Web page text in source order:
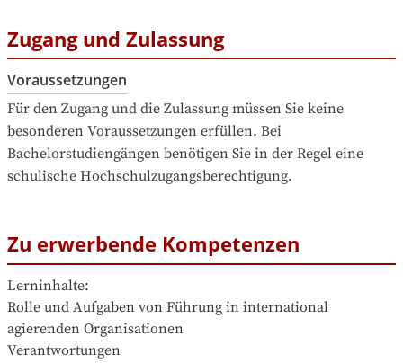
Zugang und Zulassung
Voraussetzungen
Für den Zugang und die Zulassung müssen Sie keine
besonderen Voraussetzungen erfüllen. Bei
Bachelorstudiengängen benötigen Sie in der Regel eine
schulische Hochschulzugangsberechtigung.
Zu erwerbende Kompetenzen
Lerninhalte:
Rolle und Aufgaben von Führung in international
agierenden Organisationen
Verantwortungen